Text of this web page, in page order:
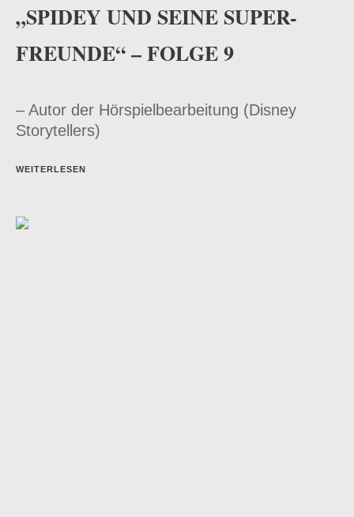
„SPIDEY UND SEINE SUPER-
FREUNDE“ – FOLGE 9
– Autor der Hörspielbearbeitung (Disney
Storytellers)
WEITERLESEN